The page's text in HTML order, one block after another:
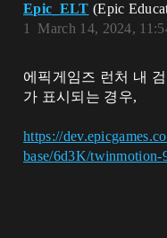
Epic_ELT (Epic
March 14, 2024,
1
에픽게임즈 런처 내
가 표시되는 경우,
https://
base/6d3K/twinmotion-